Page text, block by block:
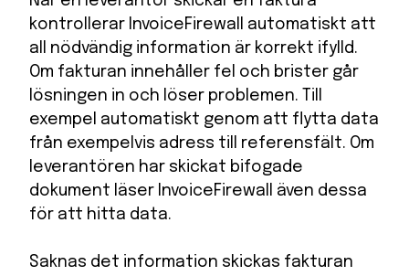
kontrollerar InvoiceFirewall automatiskt att
all nödvändig information är korrekt ifylld.
Om fakturan innehåller fel och brister går
lösningen in och löser problemen. Till
exempel automatiskt genom att flytta data
från exempelvis adress till referensfält. Om
leverantören har skickat bifogade
dokument läser InvoiceFirewall även dessa
för att hitta data.
Saknas det information skickas fakturan